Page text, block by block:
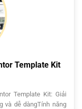
Template Kit
Template Kit: Giải
và dễ dàngTính năng